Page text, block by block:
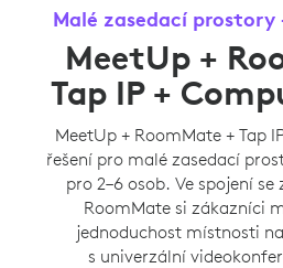
Malé zasedací
MeetUp +
Tap IP +
MeetUp + RoomMate + Tap
řešení pro malé zasedací
pro 2–6 osob. Ve spojení
RoomMate si zákazníci
jednoduchost místnosti
s univerzální